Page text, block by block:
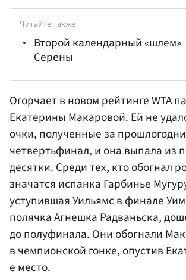
Читайте также
Второй календарный «шлем»
Серены
Огорчает в новом рейтинге WTA
Екатерины Макаровой. Ей не
очки, полученные за
четвертьфинал, и она выпала из
десятки. Среди тех, кто обогнал
значатся испанка Гарбинье
уступившая Уильямс в финале
полячкаАгнешка Радваньска,
до полуфинала. Они обогнали
в чемпионской гонке, опустив
е место.